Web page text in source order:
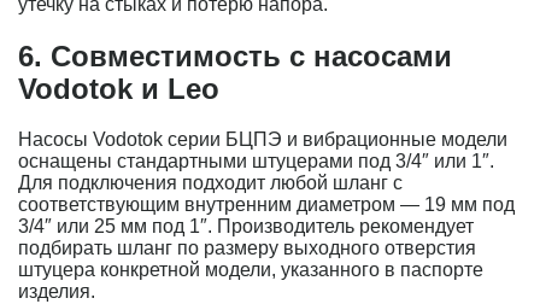
утечку на стыках и потерю напора.
6. Совместимость с насосами
Vodotok и Leo
Насосы Vodotok серии БЦПЭ и вибрационные модели
оснащены стандартными штуцерами под 3/4″ или 1″.
Для подключения подходит любой шланг с
соответствующим внутренним диаметром — 19 мм под
3/4″ или 25 мм под 1″. Производитель рекомендует
подбирать шланг по размеру выходного отверстия
штуцера конкретной модели, указанного в паспорте
изделия.